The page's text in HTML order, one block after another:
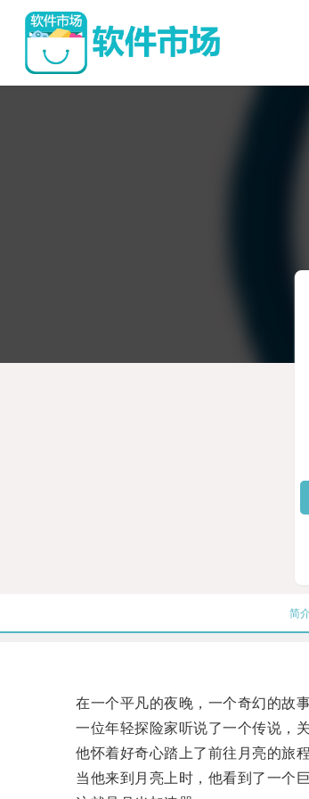
简
在一个平凡的夜晚，一个奇幻的故事
一位年轻探险家听说了一个传说，
他怀着好奇心踏上了前往月亮的旅程
当他来到月亮上时，他看到了一个巨